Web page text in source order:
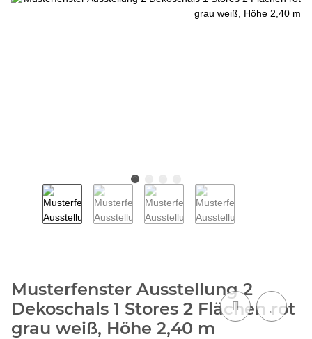
Musterfenster Ausstellung 2
Dekoschals 1 Stores 2 Flächen rot
grau weiß, Höhe 2,40 m